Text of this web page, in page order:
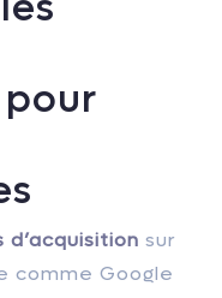
d’acquisition sur
comme Google